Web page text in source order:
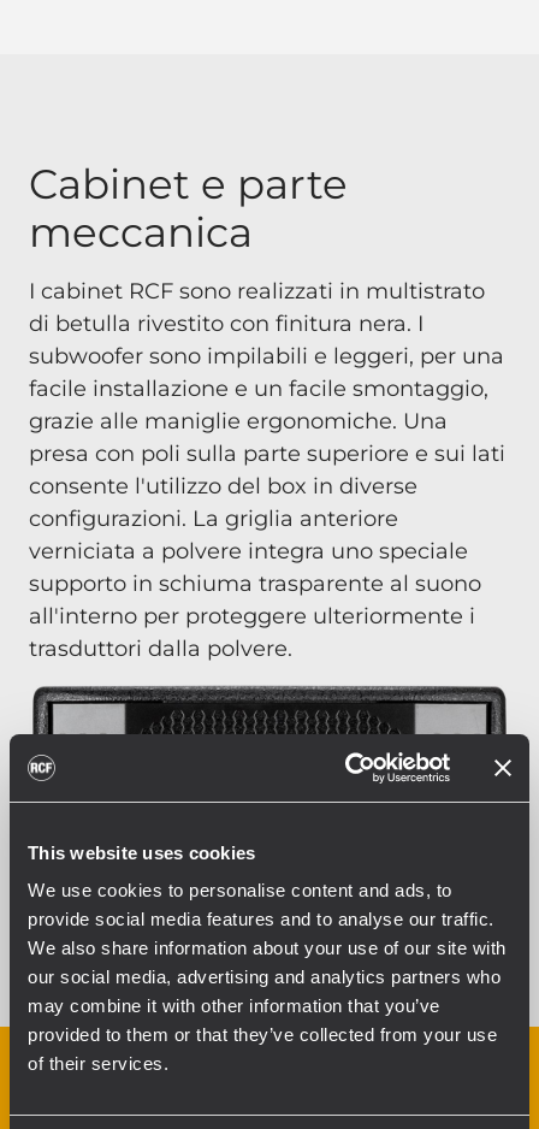
This website uses cookies
We use cookies to personalise content and ads, to
provide social media features and to analyse our traffic.
We also share information about your use of our site with
our social media, advertising and analytics partners who
may combine it with other information that you’ve
provided to them or that they’ve collected from your use
of their services.
Cabinet e parte
meccanica
I cabinet RCF sono realizzati in multistrato
di betulla rivestito con finitura nera. I
subwoofer sono impilabili e leggeri, per una
facile installazione e un facile smontaggio,
grazie alle maniglie ergonomiche. Una
presa con poli sulla parte superiore e sui lati
consente l'utilizzo del box in diverse
configurazioni. La griglia anteriore
verniciata a polvere integra uno speciale
supporto in schiuma trasparente al suono
all'interno per proteggere ulteriormente i
trasduttori dalla polvere.